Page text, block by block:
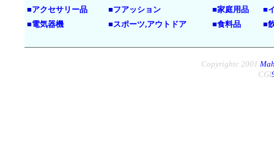
■アクセサリー品 ■フアッション ■家庭用品 ■
■電気器機 ■スポーツ,アウトドア ■食料品 ■
Copyrightc 2001
CGI